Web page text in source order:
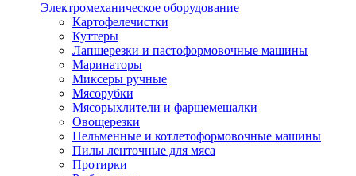
Электромеханическое оборудование
Картофелечистки
Куттеры
Лапшерезки и пастоформовочные машины
Маринаторы
Миксеры ручные
Мясорубки
Мясорыхлители и фаршемешалки
Овощерезки
Пельменные и котлетоформовочные машины
Пилы ленточные для мяса
Протирки